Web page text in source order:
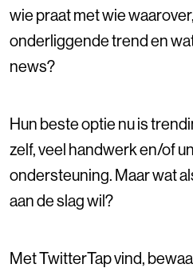
wie praat met wie
onderliggende trend en
news?
Hun beste optie nu is
zelf, veel handwerk en/of
ondersteuning. Maar wat
aan de slag wil? ​
Met TwitterTap vind,